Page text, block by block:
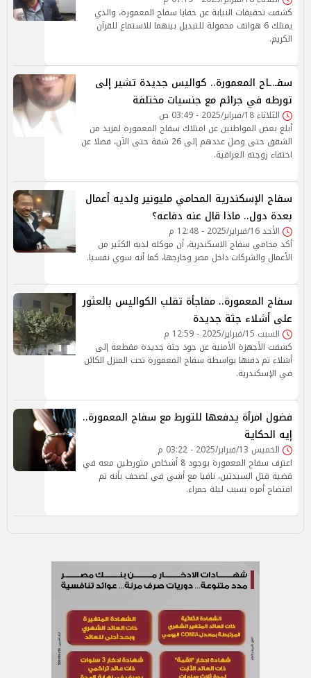
كشفت تحقيقات النيابة عن خفايا سفاح المعمورة، والذي
يمتلك 6 هواتف محمولة للتبديل بينهما للاستماع للقرآن
الكريم.
سفـ.ـاح المعمورة.. كواليس جديدة تشير إلى
تورطه في جرائم مع جنسيات مختلفة
الثلاثاء 18/فبراير/2025 - 03:49 ص
أبلغ بعض المواطنين عن امتلاك سفاح المعمورة لمزيد من
الشقق حتى وصل عددهم إلى 26 شقة حتى الآن، فضلا عن
اختفاء زوجته العراقية.
سفاح الإسكندرية المحامي مليونير ولديه أعمال
بعدة دول.. ماذا قال عنه دفاعه؟
الأحد 16/فبراير/2025 - 12:48 م
أكد محامي سفاح الاسكندرية، أن موكله لديه الكثير من
الأعمال والشركات داخل مصر وخارجها، كما أنه سوي نفسيا.
سفاح المعمورة.. مفاجأة تقلب الكواليس بالعثور
على أشلاء جثة جديدة
السبت 15/فبراير/2025 - 12:59 م
كشفت الأجهزة الأمنية عن جود جثة جديدة مقطعة إلى
أشلاء تم دفنها بواسطة سفاح المعمورة تحت المنزل الكائن
في الإسكندرية.
فضول امرأة يدفعها للتورط مع سفاح المعمورة..
إيه الحكاية
الخميس 13/فبراير/2025 - 03:22 م
اعترف سفاح المعمورة بوجود 8 أشخاص متورطين معه في
قضية قتل السيدتين، نافيا مع أشي في لصحف بأنه تم
افتضاح أمره بسبب ليلة حمراء.